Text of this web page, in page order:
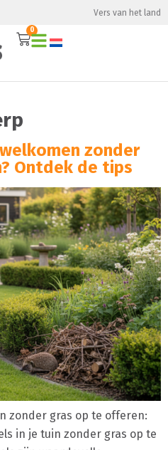
Vers van het land
0
zonder
Ontdek de tips
zonder gras op te offeren:
in je tuin zonder gras op te